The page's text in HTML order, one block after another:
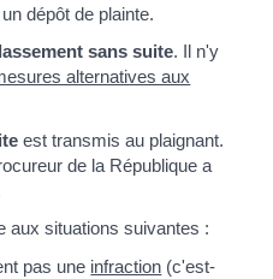
dépôt de plainte.
sans suite. Il n'y
alternatives aux
est transmis au plaignant.
de la République a
aux situations suivantes :
pas une infraction (c'est-